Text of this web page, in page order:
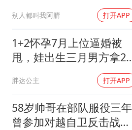
别人都叫我阿腈 打开APP
1+2怀孕7月上位逼婚被
甩，娃出生三月男方拿20
胖达公主 打开APP
58岁帅哥在部队服役三年
曾参加对越自卫反击战讲